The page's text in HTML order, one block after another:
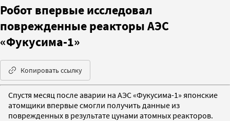
Робот впервые исследовал
поврежденные реакторы АЭС
«Фукусима-1»
Копировать ссылку
Спустя месяц после аварии на АЭС «Фукусима-1» японские
атомщики впервые смогли получить данные из
поврежденных в результате цунами атомных реакторов.